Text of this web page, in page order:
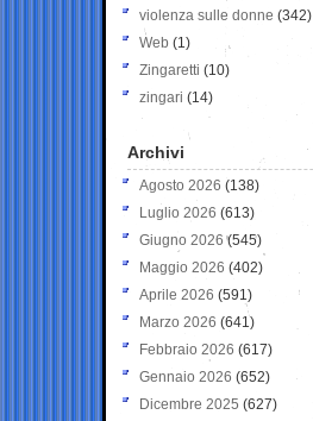
violenza sulle donne (342)
Web (1)
Zingaretti (10)
zingari (14)
Archivi
Agosto 2026 (138)
Luglio 2026 (613)
Giugno 2026 (545)
Maggio 2026 (402)
Aprile 2026 (591)
Marzo 2026 (641)
Febbraio 2026 (617)
Gennaio 2026 (652)
Dicembre 2025 (627)